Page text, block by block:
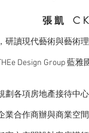
​張凱 CK
研讀現代藝術與藝術
Design Group 藍
劃各項房地產接待中
業合作商辦與商業空